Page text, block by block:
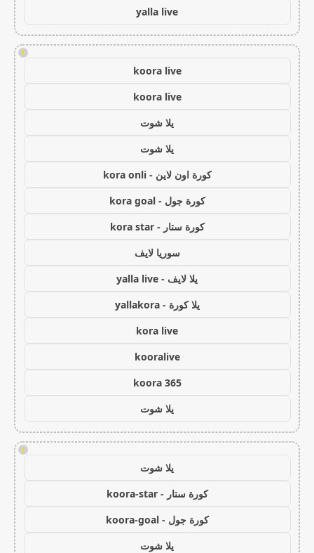
yalla live
!
koora live
koora live
يلا شوت
يلا شوت
كورة اون لاين - kora onli
كورة جول - kora goal
كورة ستار - kora star
سوريا لايف
يلا لايف - yalla live
يلا كورة - yallakora
kora live
kooralive
koora 365
يلا شوت
!
يلا شوت
كورة ستار - koora-star
كورة جول - koora-goal
يلا شوت